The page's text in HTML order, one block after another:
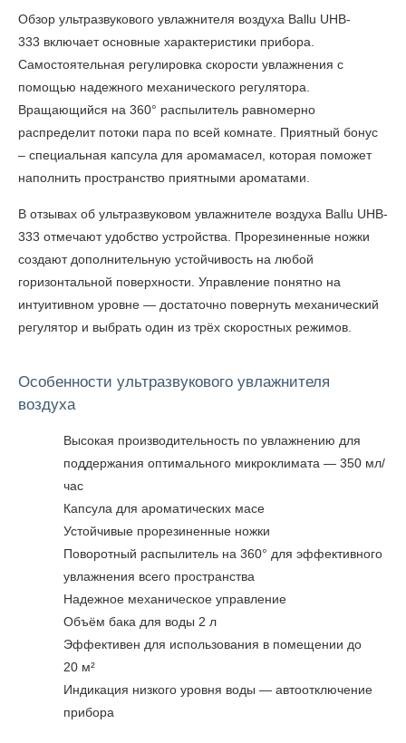
Обзор ультразвукового увлажнителя воздуха Ballu UHB-
333 включает основные характеристики прибора.
Самостоятельная регулировка скорости увлажнения с
помощью надежного механического регулятора.
Вращающийся на 360° распылитель равномерно
распределит потоки пара по всей комнате. Приятный бонус
– специальная капсула для аромамасел, которая поможет
наполнить пространство приятными ароматами.
В отзывах об ультразвуковом увлажнителе воздуха Ballu UHB-
333 отмечают удобство устройства. Прорезиненные ножки
создают дополнительную устойчивость на любой
горизонтальной поверхности. Управление понятно на
интуитивном уровне — достаточно повернуть механический
регулятор и выбрать один из трёх скоростных режимов.
Особенности ультразвукового увлажнителя
воздуха
Высокая производительность по увлажнению для
поддержания оптимального микроклимата — 350 мл/
час
Капсула для ароматических масе
Устойчивые прорезиненные ножки
Поворотный распылитель на 360° для эффективного
увлажнения всего пространства
Надежное механическое управление
Объём бака для воды 2 л
Эффективен для использования в помещении до
20 м²
Индикация низкого уровня воды — автоотключение
прибора